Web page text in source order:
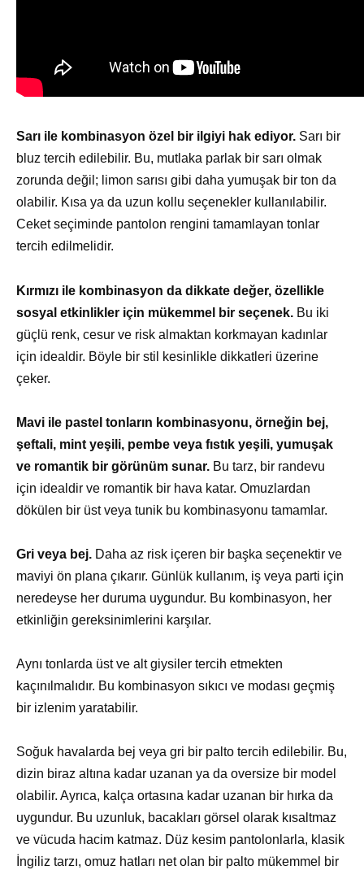
Sarı ile kombinasyon özel bir ilgiyi hak ediyor. Sarı bir
bluz tercih edilebilir. Bu, mutlaka parlak bir sarı olmak
zorunda değil; limon sarısı gibi daha yumuşak bir ton da
olabilir. Kısa ya da uzun kollu seçenekler kullanılabilir.
Ceket seçiminde pantolon rengini tamamlayan tonlar
tercih edilmelidir.
Kırmızı ile kombinasyon da dikkate değer, özellikle
sosyal etkinlikler için mükemmel bir seçenek. Bu iki
güçlü renk, cesur ve risk almaktan korkmayan kadınlar
için idealdir. Böyle bir stil kesinlikle dikkatleri üzerine
çeker.
Mavi ile pastel tonların kombinasyonu, örneğin bej,
şeftali, mint yeşili, pembe veya fıstık yeşili, yumuşak
ve romantik bir görünüm sunar. Bu tarz, bir randevu
için idealdir ve romantik bir hava katar. Omuzlardan
dökülen bir üst veya tunik bu kombinasyonu tamamlar.
Gri veya bej. Daha az risk içeren bir başka seçenektir ve
maviyi ön plana çıkarır. Günlük kullanım, iş veya parti için
neredeyse her duruma uygundur. Bu kombinasyon, her
etkinliğin gereksinimlerini karşılar.
Aynı tonlarda üst ve alt giysiler tercih etmekten
kaçınılmalıdır. Bu kombinasyon sıkıcı ve modası geçmiş
bir izlenim yaratabilir.
Soğuk havalarda bej veya gri bir palto tercih edilebilir. Bu,
dizin biraz altına kadar uzanan ya da oversize bir model
olabilir. Ayrıca, kalça ortasına kadar uzanan bir hırka da
uygundur. Bu uzunluk, bacakları görsel olarak kısaltmaz
ve vücuda hacim katmaz. Düz kesim pantolonlarla, klasik
İngiliz tarzı, omuz hatları net olan bir palto mükemmel bir